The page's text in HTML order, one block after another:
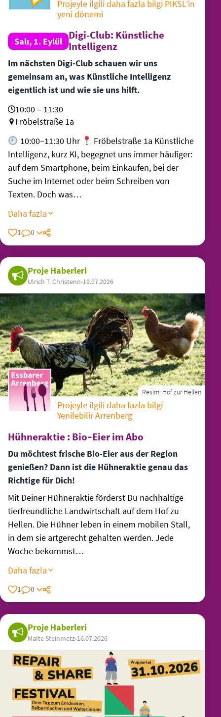
Projeyle ilgili daha fazla bilgi PIKSL’in
yeni dönemi
Salı, 1. Eylül Digi-Club: Künstliche
Intelligenz
Im nächsten Digi-Club schauen wir uns
gemeinsam an, was Künstliche Intelligenz
eigentlich ist und wie sie uns hilft.
10:00 – 11:30
Fröbelstraße 1a
10:00–11:30 Uhr
Fröbelstraße 1a Künstliche
Intelligenz, kurz KI, begegnet uns immer häufiger:
auf dem Smartphone, beim Einkaufen, bei der
Suche im Internet oder beim Schreiben von
Texten. Doch was…
Daha fazla
1 0
Proje Haberleri
Ulrich T. Christenn•19.07.2026
Resim: Hof zur Hellen
Projeyle ilgili daha fazla bilgi
Yenilebilir Arrenberg
Hühneraktie : Bio‑Eier im Abo
Du möchtest frische Bio-Eier aus der Region
genießen? Dann ist die Hühneraktie genau das
Richtige für Dich!
Mit Deiner Hühneraktie förderst Du nachhaltige
tierfreundliche Landwirtschaft auf dem Hof zu
Hellen. Die Hühner leben in einem mobilen Stall,
in dem sie artgerecht gehalten werden. Jede
Woche bekommst…
Daha fazla
1 0
Proje Haberleri
Malte Steinmetz•16.07.2026